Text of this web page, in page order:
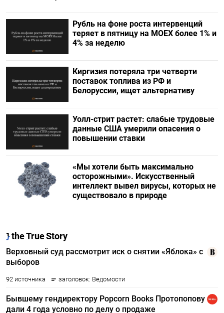
Рубль на фоне роста интервенций
теряет в пятницу на МОЕХ более 1% и
4% за неделю
Киргизия потеряла три четверти
поставок топлива из РФ и
Белоруссии, ищет альтернативу
Уолл-стрит растет: слабые трудовые
данные США умерили опасения о
повышении ставки
«Мы хотели быть максимально
осторожными». Искусственный
интеллект вывел вирусы, которых не
существовало в природе